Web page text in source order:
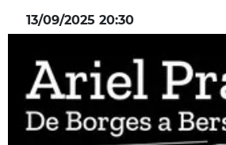
13/09/2025 20:30